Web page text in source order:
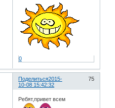
0
Поделиться 75
2015-
10-08 15:42:32
Ребят,привет всем